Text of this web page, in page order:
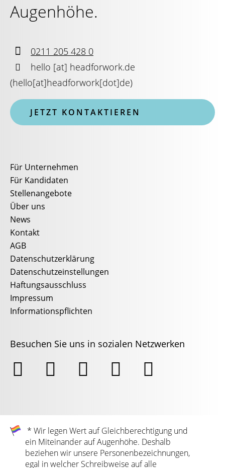
Augenhöhe.

0211 205 428 0

hello [at] headforwork.de
(hello[at]headforwork[dot]de)
JETZT KONTAKTIEREN
Für Unternehmen
Für Kandidaten
Stellenangebote
Über uns
News
Kontakt
AGB
Datenschutzerklärung
Datenschutzeinstellungen
Haftungsausschluss
Impressum
Informationspflichten
Besuchen Sie uns in sozialen Netzwerken
    
* Wir legen Wert auf Gleichberechtigung und
ein Miteinander auf Augenhöhe. Deshalb
beziehen wir unsere Personenbezeichnungen,
egal in welcher Schreibweise auf alle